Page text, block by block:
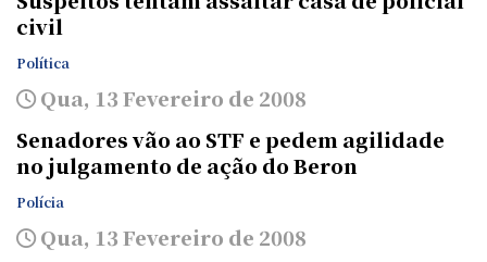
civil
Política
Qua, 13 Fevereiro de 2008
Senadores vão ao STF e pedem agilidade
no julgamento de ação do Beron
Polícia
Qua, 13 Fevereiro de 2008